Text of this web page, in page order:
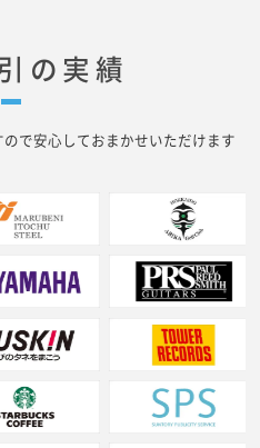
の実績
で安心しておまかせいただけます